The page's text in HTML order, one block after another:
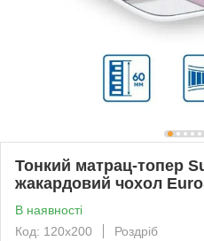
Тонкий матрац-топер
жакардовий чохол
В наявності
Код: 120х200
Роздріб